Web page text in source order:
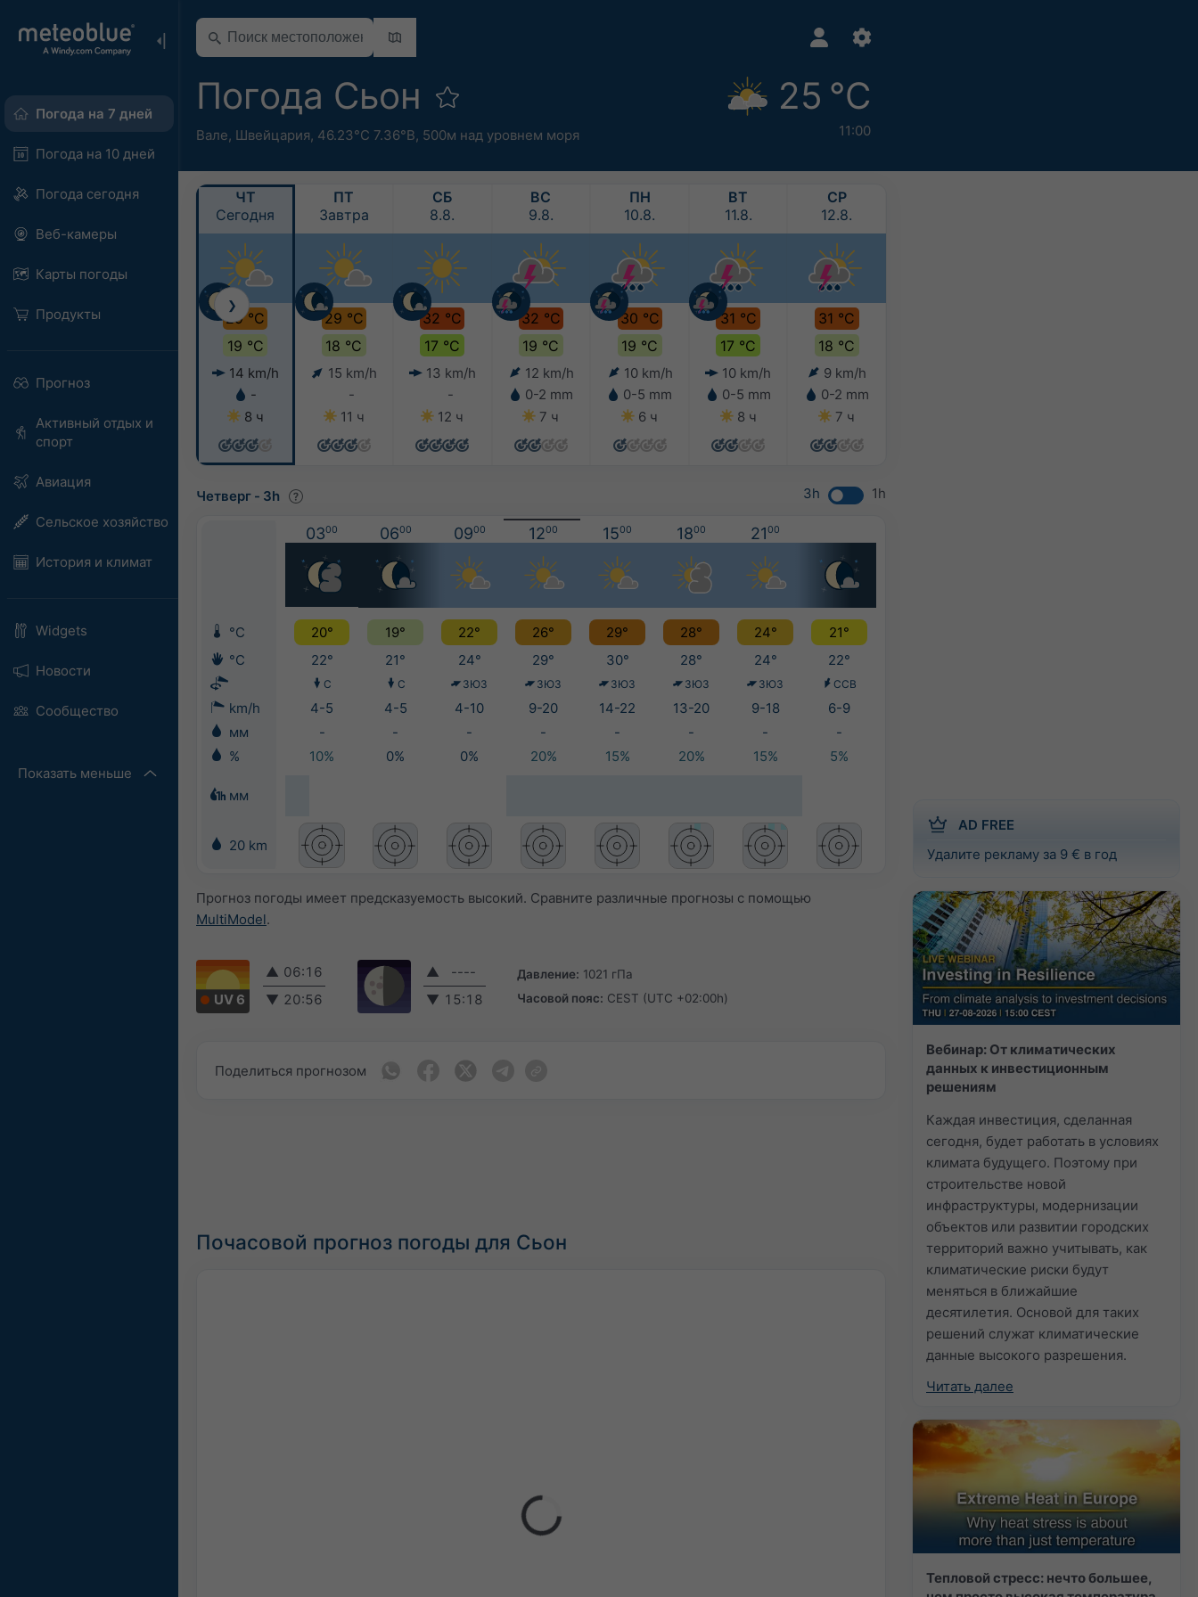
Погода на 7 дней
Погода на 10 дней
Погода сегодня
Веб-камеры
Карты погоды
Продукты
Прогноз
Активный отдых и
спорт
Авиация
Сельское хозяйство
История и климат
Widgets
Новости
Сообщество
Показать меньше
Погода Сьон
Вале, Швейцария, 46.23°С 7.36°В, 500м над уровнем моря
25 °C
11:00
AD FREE
Удалите рекламу за 9 € в год
Вебинар: От климатических
данных к инвестиционным
решениям
Каждая инвестиция, сделанная
сегодня, будет работать в условиях
климата будущего. Поэтому при
строительстве новой
инфраструктуры, модернизации
объектов или развитии городских
территорий важно учитывать, как
климатические риски будут
меняться в ближайшие
десятилетия. Основой для таких
решений служат климатические
данные высокого разрешения.
Читать далее
Тепловой стресс: нечто большее,
ЧТ
Сегодня
29 °C
19 °C
14 km/h
-
8 ч
ПТ
Завтра
29 °C
18 °C
15 km/h
-
11 ч
СБ
8.8.
32 °C
17 °C
13 km/h
-
12 ч
ВС
9.8.
32 °C
19 °C
12 km/h
0-2 mm
7 ч
ПН
10.8.
30 °C
19 °C
10 km/h
0-5 mm
6 ч
ВТ
11.8.
31 °C
17 °C
10 km/h
0-5 mm
8 ч
СР
12.8.
31 °C
18 °C
9 km/h
0-2 mm
7 ч
❯
Четверг - 3h 3h 1h
0300 0600 0900 1200 1500 1800 2100
°C 20° 19° 22° 26° 29° 28° 24°
21°
°C
22° 21° 24° 29° 30° 28° 24° 22°
С С ЗЮЗ ЗЮЗ ЗЮЗ ЗЮЗ ЗЮЗ ССВ
km/h 4-5 4-5 4-10 9-20 14-22 13-20 9-18
6-9
мм
- - - - - - -
-
%
10% 0% 0% 20% 15% 20% 15% 5%
мм
20 km
Прогноз погоды имеет предсказуемость высокий. Сравните различные прогнозы с помощью
MultiModel.
UV 6
▲ 06:16
▼ 20:56
▲
----
▼ 15:18
Давление: 1021 гПа
Часовой пояс: CEST (UTC +02:00h)
Поделиться прогнозом
Почасовой прогноз погоды для Сьон